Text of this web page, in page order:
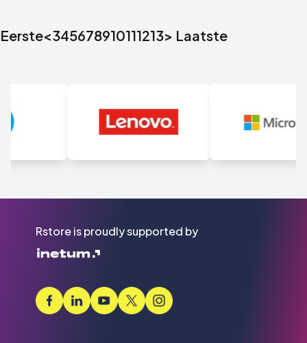
Eerste<345678910111213> Laatste
Rstore is proudly supported by